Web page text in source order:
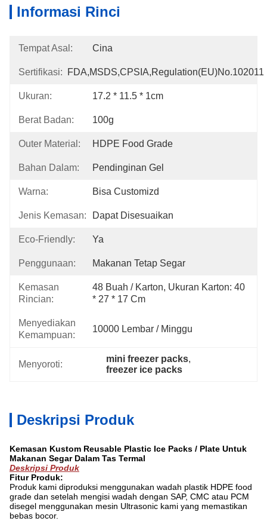
Informasi Rinci
Tempat Asal: Cina
Sertifikasi: FDA,MSDS,CPSIA,Regulation(EU)no.102011
Ukuran: 17.2 * 11.5 * 1cm
Berat Badan: 100g
Outer Material: HDPE Food Grade
Bahan Dalam: Pendinginan Gel
Warna: Bisa Customizd
Jenis Kemasan: Dapat Disesuaikan
Eco-Friendly: Ya
Penggunaan: Makanan Tetap Segar
Kemasan
Rincian:
48 Buah / Karton, Ukuran Karton: 40
* 27 * 17 Cm
Menyediakan
Kemampuan:
10000 Lembar / Minggu
Menyoroti:
mini freezer packs,
freezer ice packs
Deskripsi Produk
Kemasan Kustom Reusable Plastic Ice Packs / Plate Untuk
Makanan Segar Dalam Tas Termal
Deskripsi Produk
Fitur Produk:
Produk kami diproduksi menggunakan wadah plastik HDPE food
grade dan setelah mengisi wadah dengan SAP, CMC atau PCM
disegel menggunakan mesin Ultrasonic kami yang memastikan
bebas bocor.